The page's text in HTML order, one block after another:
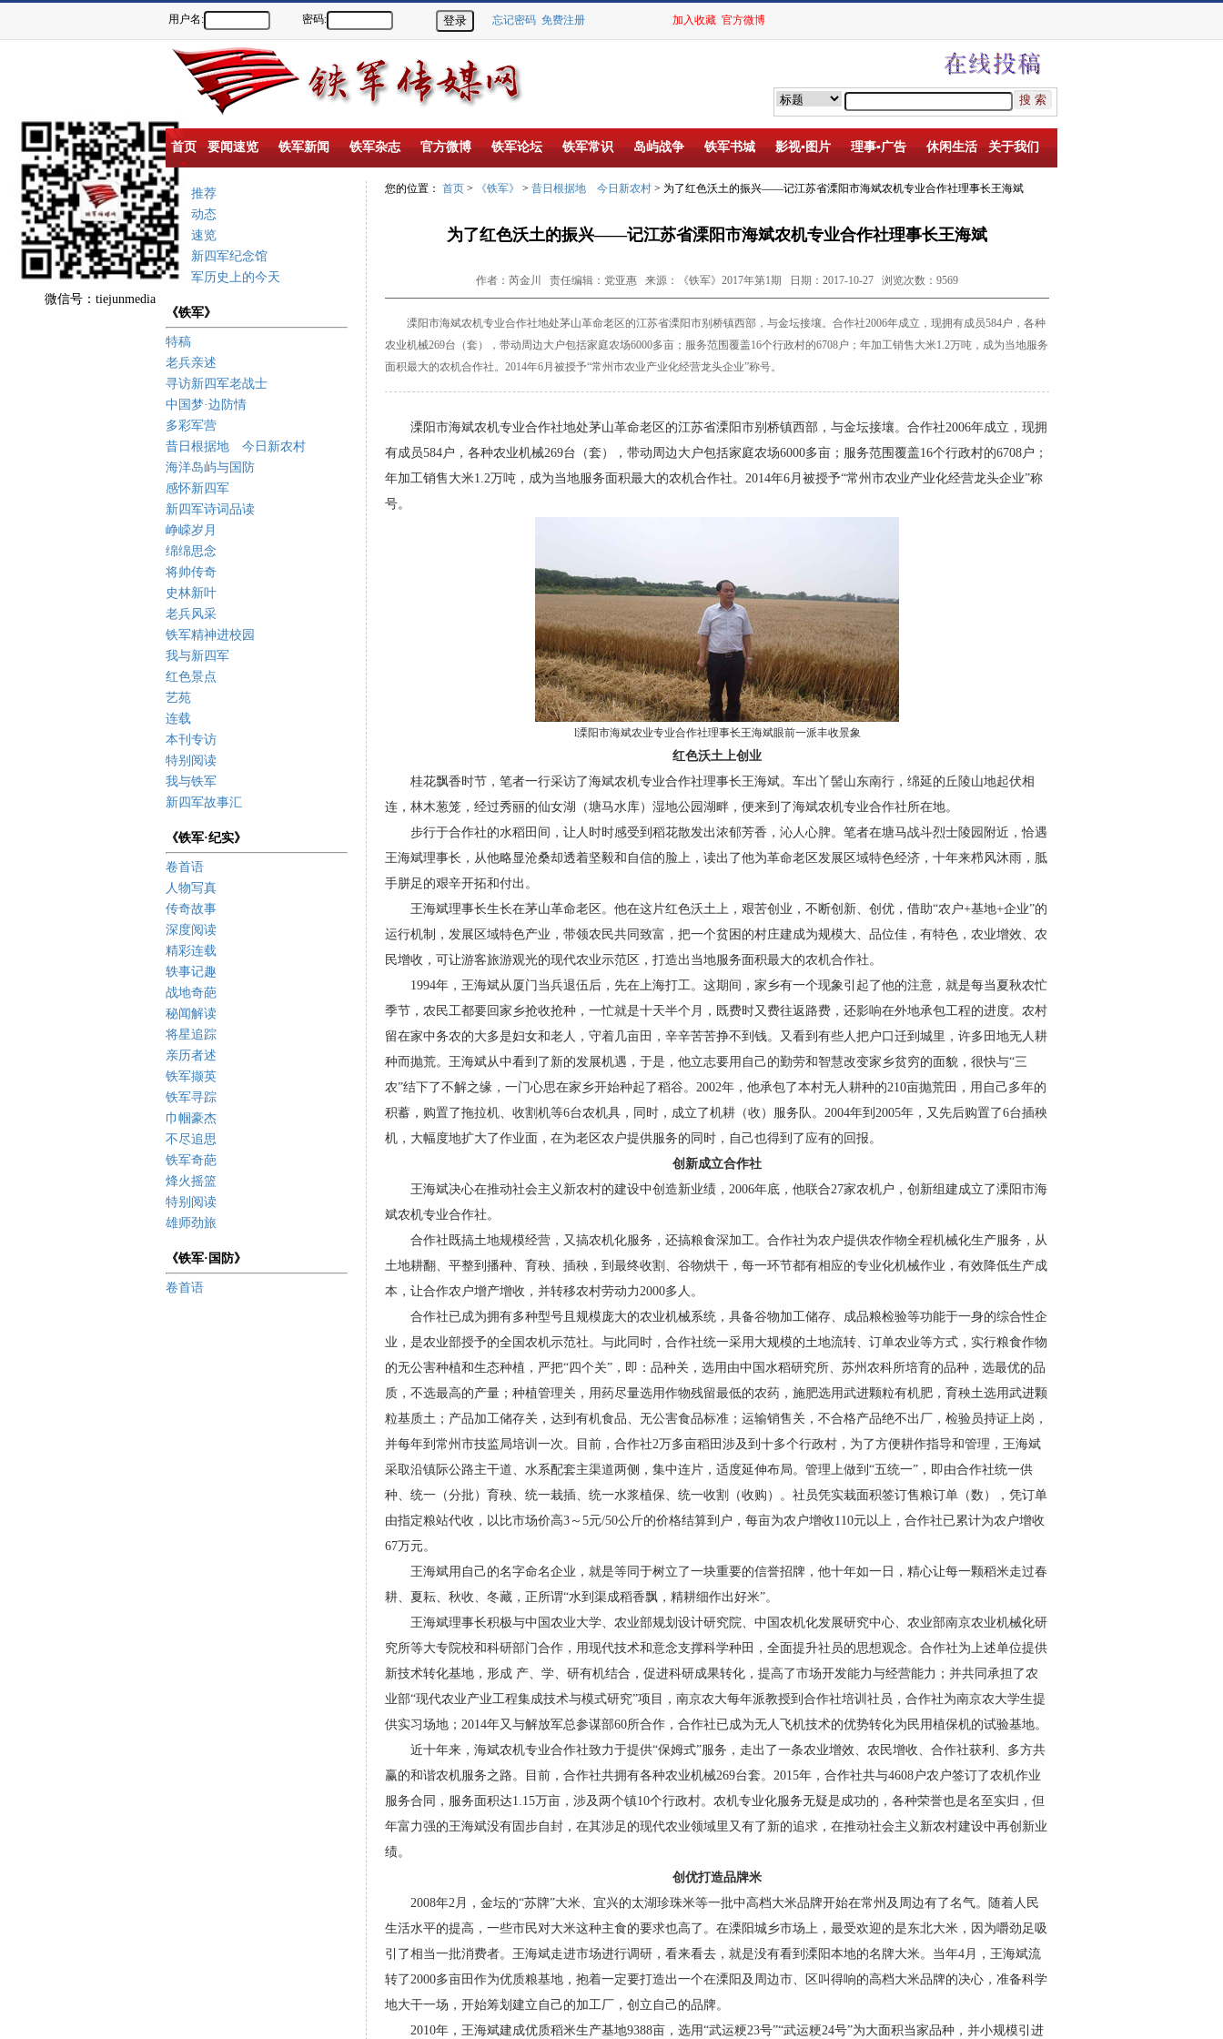
微信号：tiejunmedia
用户名: 密码: 忘记密码 免费注册 加入收藏 官方微博
首页 要闻速览 铁军新闻 铁军杂志 官方微博 铁军论坛 铁军常识 岛屿战争 铁军书城 影视▪图片 理事▪广告 休闲生活 关于我们
重点推荐
新闻动态
要闻速览
盐城新四军纪念馆
新四军历史上的今天
《铁军》
特稿
老兵亲述
寻访新四军老战士
中国梦·边防情
多彩军营
昔日根据地 今日新农村
海洋岛屿与国防
感怀新四军
新四军诗词品读
峥嵘岁月
绵绵思念
将帅传奇
史林新叶
老兵风采
铁军精神进校园
我与新四军
红色景点
艺苑
连载
本刊专访
特别阅读
我与铁军
新四军故事汇
《铁军·纪实》
卷首语
人物写真
传奇故事
深度阅读
精彩连载
轶事记趣
战地奇葩
秘闻解读
将星追踪
亲历者述
铁军撷英
铁军寻踪
巾帼豪杰
不尽追思
铁军奇葩
烽火摇篮
特别阅读
雄师劲旅
《铁军·国防》
卷首语
您的位置： 首页 > 《铁军》 > 昔日根据地 今日新农村 > 为了红色沃土的振兴——记江苏省溧阳市海斌农机专业合作社理事长王海斌
为了红色沃土的振兴——记江苏省溧阳市海斌农机专业合作社理事长王海斌
作者：芮金川 责任编辑：党亚惠 来源：《铁军》2017年第1期 日期：2017-10-27 浏览次数：9569
溧阳市海斌农机专业合作社地处茅山革命老区的江苏省溧阳市别桥镇西部，与金坛接壤。合作社2006年成立，现拥有成员584户，各种
农业机械269台（套），带动周边大户包括家庭农场6000多亩；服务范围覆盖16个行政村的6708户；年加工销售大米1.2万吨，成为当地服务
面积最大的农机合作社。 2014年6月被授予“常州市农业产业化经营龙头企业”称号。
溧阳市海斌农机专业合作社地处茅山革命老区的江苏省溧阳市别桥镇西部，与金坛接壤。合作社2006年成立，现拥
有成员584户，各种农业机械269台（套），带动周边大户包括家庭农场6000多亩；服务范围覆盖16个行政村的6708户；
年加工销售大米1.2万吨，成为当地服务面积最大的农机合作社。 2014年6月被授予“常州市农业产业化经营龙头企业”称
号。
l溧阳市海斌农业专业合作社理事长王海斌眼前一派丰收景象
红色沃土上创业
桂花飘香时节，笔者一行采访了海斌农机专业合作社理事长王海斌。车出丫髻山东南行，绵延的丘陵山地起伏相
连，林木葱笼，经过秀丽的仙女湖（塘马水库）湿地公园湖畔，便来到了海斌农机专业合作社所在地。
步行于合作社的水稻田间，让人时时感受到稻花散发出浓郁芳香，沁人心脾。笔者在塘马战斗烈士陵园附近，恰遇
王海斌理事长，从他略显沧桑却透着坚毅和自信的脸上，读出了他为革命老区发展区域特色经济，十年来栉风沐雨，胝
手胼足的艰辛开拓和付出。
王海斌理事长生长在茅山革命老区。他在这片红色沃土上，艰苦创业，不断创新、创优，借助“农户+基地+企业”的
运行机制，发展区域特色产业，带领农民共同致富，把一个贫困的村庄建成为规模大、品位佳，有特色，农业增效、农
民增收，可让游客旅游观光的现代农业示范区，打造出当地服务面积最大的农机合作社。
1994年，王海斌从厦门当兵退伍后，先在上海打工。这期间，家乡有一个现象引起了他的注意，就是每当夏秋农忙
季节，农民工都要回家乡抢收抢种，一忙就是十天半个月，既费时又费往返路费，还影响在外地承包工程的进度。农村
留在家中务农的大多是妇女和老人，守着几亩田，辛辛苦苦挣不到钱。又看到有些人把户口迁到城里，许多田地无人耕
种而抛荒。王海斌从中看到了新的发展机遇，于是，他立志要用自己的勤劳和智慧改变家乡贫穷的面貌，很快与“三
农”结下了不解之缘，一门心思在家乡开始种起了稻谷。 2002年，他承包了本村无人耕种的210亩抛荒田，用自己多年的
积蓄，购置了拖拉机、收割机等6台农机具，同时，成立了机耕（收）服务队。 2004年到 2005年，又先后购置了6台插秧
机，大幅度地扩大了作业面，在为老区农户提供服务的同时，自己也得到了应有的回报。
创新成立合作社
王海斌决心在推动社会主义新农村的建设中创造新业绩， 2006年底，他联合27家农机户，创新组建成立了溧阳市海
斌农机专业合作社。
合作社既搞土地规模经营，又搞农机化服务，还搞粮食深加工。合作社为农户提供农作物全程机械化生产服务，从
土地耕翻、平整到播种、育秧、插秧，到最终收割、谷物烘干，每一环节都有相应的专业化机械作业，有效降低生产成
本，让合作农户增产增收，并转移农村劳动力2000多人。
合作社已成为拥有多种型号且规模庞大的农业机械系统，具备谷物加工储存、成品粮检验等功能于一身的综合性企
业，是农业部授予的全国农机示范社。与此同时，合作社统一采用大规模的土地流转、订单农业等方式，实行粮食作物
的无公害种植和生态种植，严把“四个关”，即：品种关，选用由中国水稻研究所、苏州农科所培育的品种，选最优的品
质，不选最高的产量；种植管理关，用药尽量选用作物残留最低的农药，施肥选用武进颗粒有机肥，育秧土选用武进颗
粒基质土；产品加工储存关，达到有机食品、无公害食品标准；运输销售关，不合格产品绝不出厂，检验员持证上岗，
并每年到常州市技监局培训一次。目前，合作社2万多亩稻田涉及到十多个行政村，为了方便耕作指导和管理，王海斌
采取沿镇际公路主干道、水系配套主渠道两侧，集中连片，适度延伸布局。管理上做到“五统一”，即由合作社统一供
种、统一（分批）育秧、统一栽插、统一水浆植保、统一收割（收购）。社员凭实栽面积签订售粮订单（数），凭订单
由指定粮站代收，以比市场价高3 ～ 5元/50公斤的价格结算到户，每亩为农户增收110元以上，合作社已累计为农户增收
67万元。
王海斌用自己的名字命名企业，就是等同于树立了一块重要的信誉招牌，他十年如一日，精心让每一颗稻米走过春
耕、夏耘、秋收、冬藏，正所谓“水到渠成稻香飘，精耕细作出好米”。
王海斌理事长积极与中国农业大学、农业部规划设计研究院、中国农机化发展研究中心、农业部南京农业机械化研
究所等大专院校和科研部门合作，用现代技术和意念支撑科学种田，全面提升社员的思想观念。合作社为上述单位提供
新技术转化基地，形成 产、学、研有机结合，促进科研成果转化，提高了市场开发能力与经营能力；并共同承担了农
业部“现代农业产业工程集成技术与模式研究”项目，南京农大每年派教授到合作社培训社员，合作社为南京农大学生提
供实习场地； 2014年又与解放军总参谋部60所合作，合作社已成为无人飞机技术的优势转化为民用植保机的试验基地。
近十年来，海斌农机专业合作社致力于提供“保姆式”服务，走出了一条农业增效、农民增收、合作社获利、多方共
赢的和谐农机服务之路。目前，合作社共拥有各种农业机械269台套。 2015年，合作社共与4608户农户签订了农机作业
服务合同，服务面积达1.15万亩，涉及两个镇10个行政村。农机专业化服务无疑是成功的，各种荣誉也是名至实归，但
年富力强的王海斌没有固步自封，在其涉足的现代农业领域里又有了新的追求，在推动社会主义新农村建设中再创新业
绩。
创优打造品牌米
2008年2月，金坛的“苏牌”大米、宜兴的太湖珍珠米等一批中高档大米品牌开始在常州及周边有了名气。随着人民
生活水平的提高，一些市民对大米这种主食的要求也高了。在溧阳城乡市场上，最受欢迎的是东北大米，因为嚼劲足吸
引了相当一批消费者。王海斌走进市场进行调研，看来看去，就是没有看到溧阳本地的名牌大米。当年4月，王海斌流
转了2000多亩田作为优质粮基地，抱着一定要打造出一个在溧阳及周边市、区叫得响的高档大米品牌的决心，准备科学
地大干一场，开始筹划建立自己的加工厂，创立自己的品牌。
2010年，王海斌建成优质稻米生产基地9388亩，选用“武运粳23号”“武运粳24号”为大面积当家品种，并小规模引进